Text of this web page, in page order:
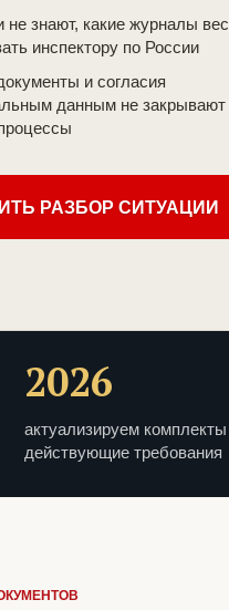
не знают, какие журналы
инспектору по России
и согласия
данным не закрывают
РАЗБОР СИТУАЦИИ
2026
актуализируем
действующие требования